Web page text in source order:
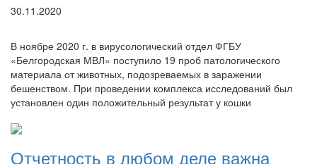
30.11.2020
В ноябре 2020 г. в вирусологический отдел ФГБУ
«Белгородская МВЛ» поступило 19 проб патологического
материала от животных, подозреваемых в заражении
бешенством. При проведении комплекса исследований был
установлен один положительный результат у кошки
Отчетность в любом деле важна